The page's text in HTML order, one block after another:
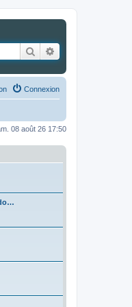
Rechercher
Connexion
08 août 26 17:50